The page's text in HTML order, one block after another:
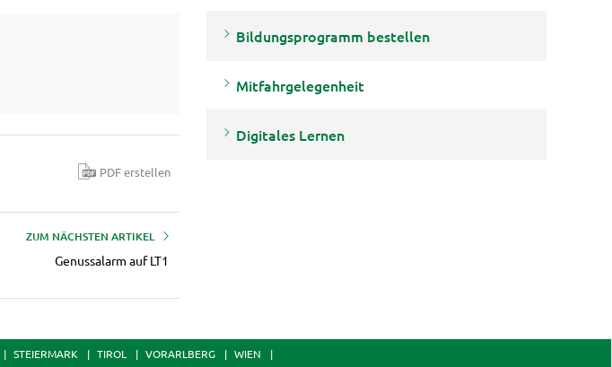
PDF erstellen
ZUM NÄCHSTEN ARTIKEL
Genussalarm auf LT1
Bildungsprogramm bestellen
Mitfahrgelegenheit
Digitales Lernen
STEIERMARK TIROL VORARLBERG WIEN